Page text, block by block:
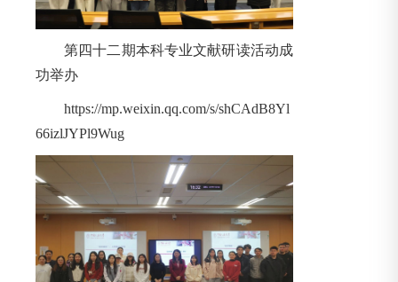
第四十二期本科专业文献研读活动成
功举办
https://mp.weixin.qq.com/s/shCAdB8Yl
66izlJYPl9Wug